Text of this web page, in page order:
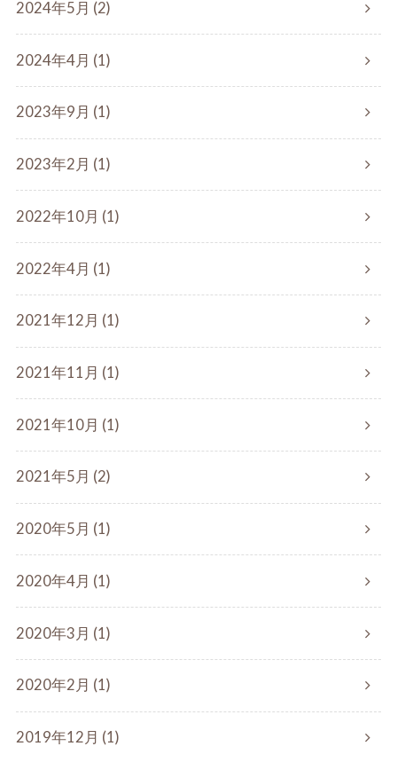
2024年5月 (2)
2024年4月 (1)
2023年9月 (1)
2023年2月 (1)
2022年10月 (1)
2022年4月 (1)
2021年12月 (1)
2021年11月 (1)
2021年10月 (1)
2021年5月 (2)
2020年5月 (1)
2020年4月 (1)
2020年3月 (1)
2020年2月 (1)
2019年12月 (1)